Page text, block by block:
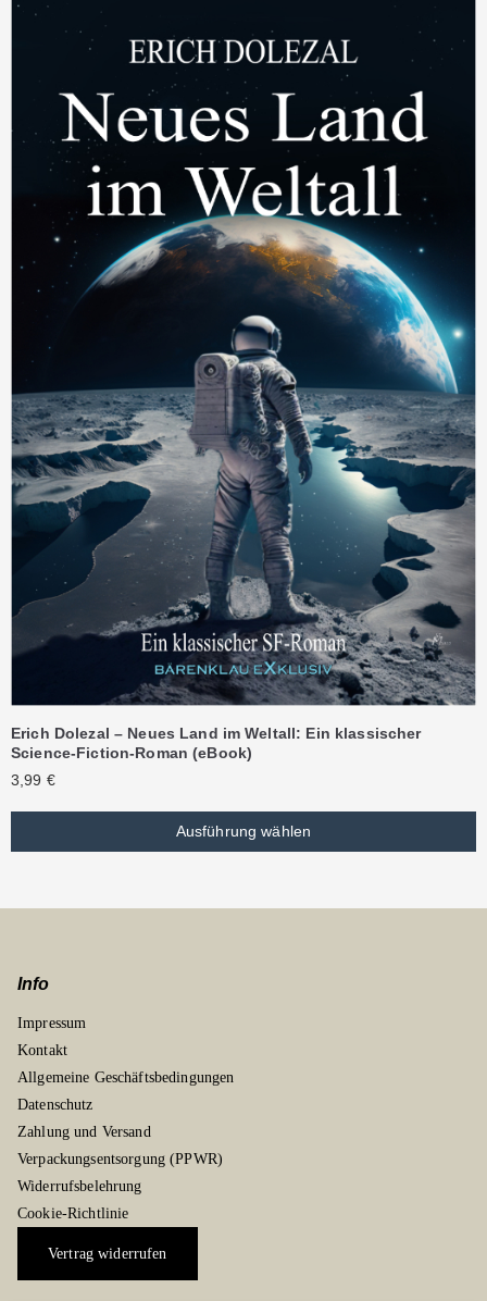
Erich Dolezal – Neues Land im Weltall: Ein klassischer
Science-Fiction-Roman (eBook)
3,99 €
Ausführung wählen
Info
Impressum
Kontakt
Allgemeine Geschäftsbedingungen
Datenschutz
Zahlung und Versand
Verpackungsentsorgung (PPWR)
Widerrufsbelehrung
Cookie-Richtlinie
Vertrag widerrufen